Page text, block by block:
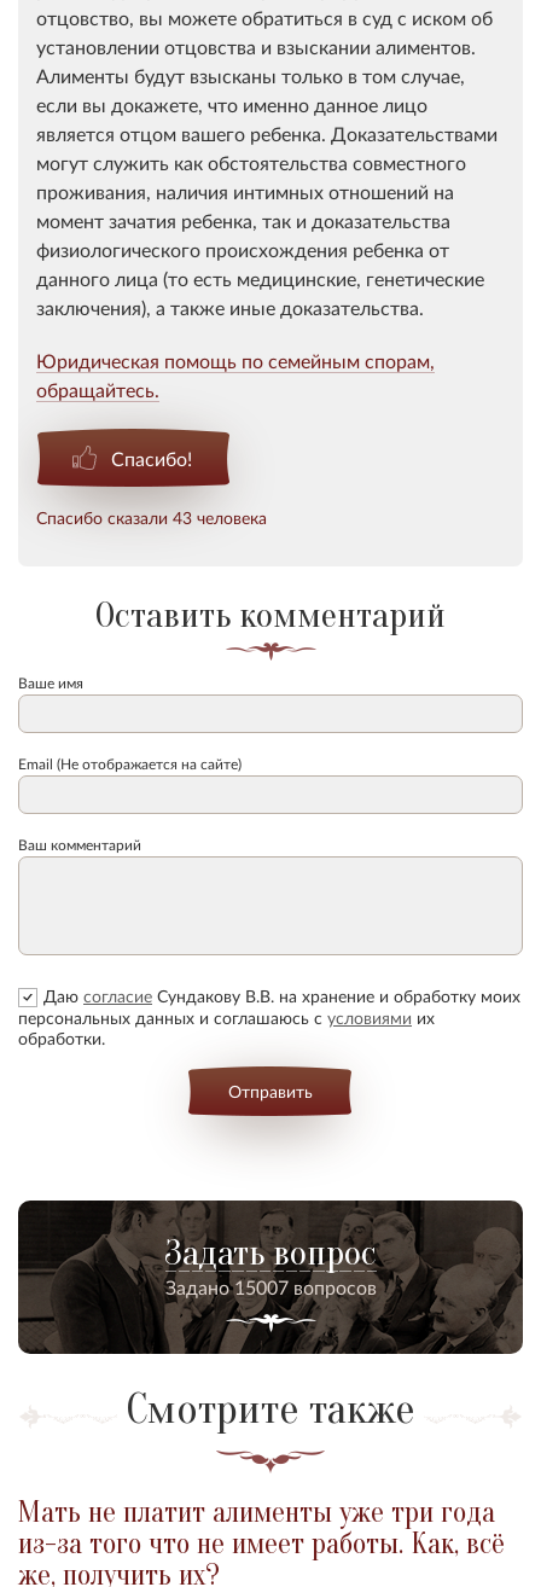
отцовство, вы можете обратиться в суд с иском об
установлении отцовства и взыскании алиментов.
Алименты будут взысканы только в том случае,
если вы докажете, что именно данное лицо
является отцом вашего ребенка. Доказательствами
могут служить как обстоятельства совместного
проживания, наличия интимных отношений на
момент зачатия ребенка, так и доказательства
физиологического происхождения ребенка от
данного лица (то есть медицинские, генетические
заключения), а также иные доказательства.
Юридическая помощь по семейным спорам,
обращайтесь.
Спасибо!
Спасибо сказали 43 человека
Оставить комментарий
Ваше имя
Email (Не отображается на сайте)
Ваш комментарий
Даю согласие Сундакову В.В. на хранение и обработку моих
персональных данных и соглашаюсь с условиями их
обработки.
Отправить
Задать вопрос
Задано 15007 вопросов
Смотрите также
Мать не платит алименты уже три года
из-за того что не имеет работы. Как, всё
же, получить их?